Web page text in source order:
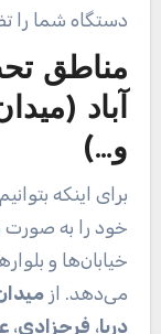
دستگاه شما را
مناطق
آباد
و…)
برای اینکه
خود را به صورت
خیابان‌ها و
می‌دهد. از
دریا، فرحزادی،